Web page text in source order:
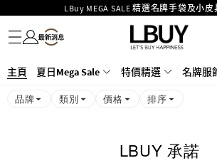
LBuy MEGA SALE 精選名牌手袋及小
Goyard Hobo / Hobo Mini人氣限量特別版限
LBuy呈獻 - Hermès 及 Chanel 手袋及首飾原價
426號舖！
MOKO 1樓175號鋪旗艦店特設名牌Hermès、
購物滿HKD500即享免運費！
名牌服飾
潮流服飾
童裝
護膚美妝
香水香薰
個人護理
母嬰護理
遊戲及精品玩具
文儀用品
家居生活
電子產品
美食
醫藥保健
運動與戶外用品
主頁 夏日Mega Sale 特價精選 名牌服
品牌 類別 價格 排序
LBUY 承諾